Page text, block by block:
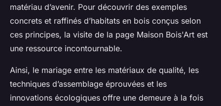
matériau d’avenir. Pour découvrir des exemples
concrets et raffinés d’habitats en bois conçus selon
ces principes, la visite de la page Maison Bois'Art est
une ressource incontournable.
Ainsi, le mariage entre les matériaux de qualité, les
techniques d’assemblage éprouvées et les
innovations écologiques offre une demeure à la fois